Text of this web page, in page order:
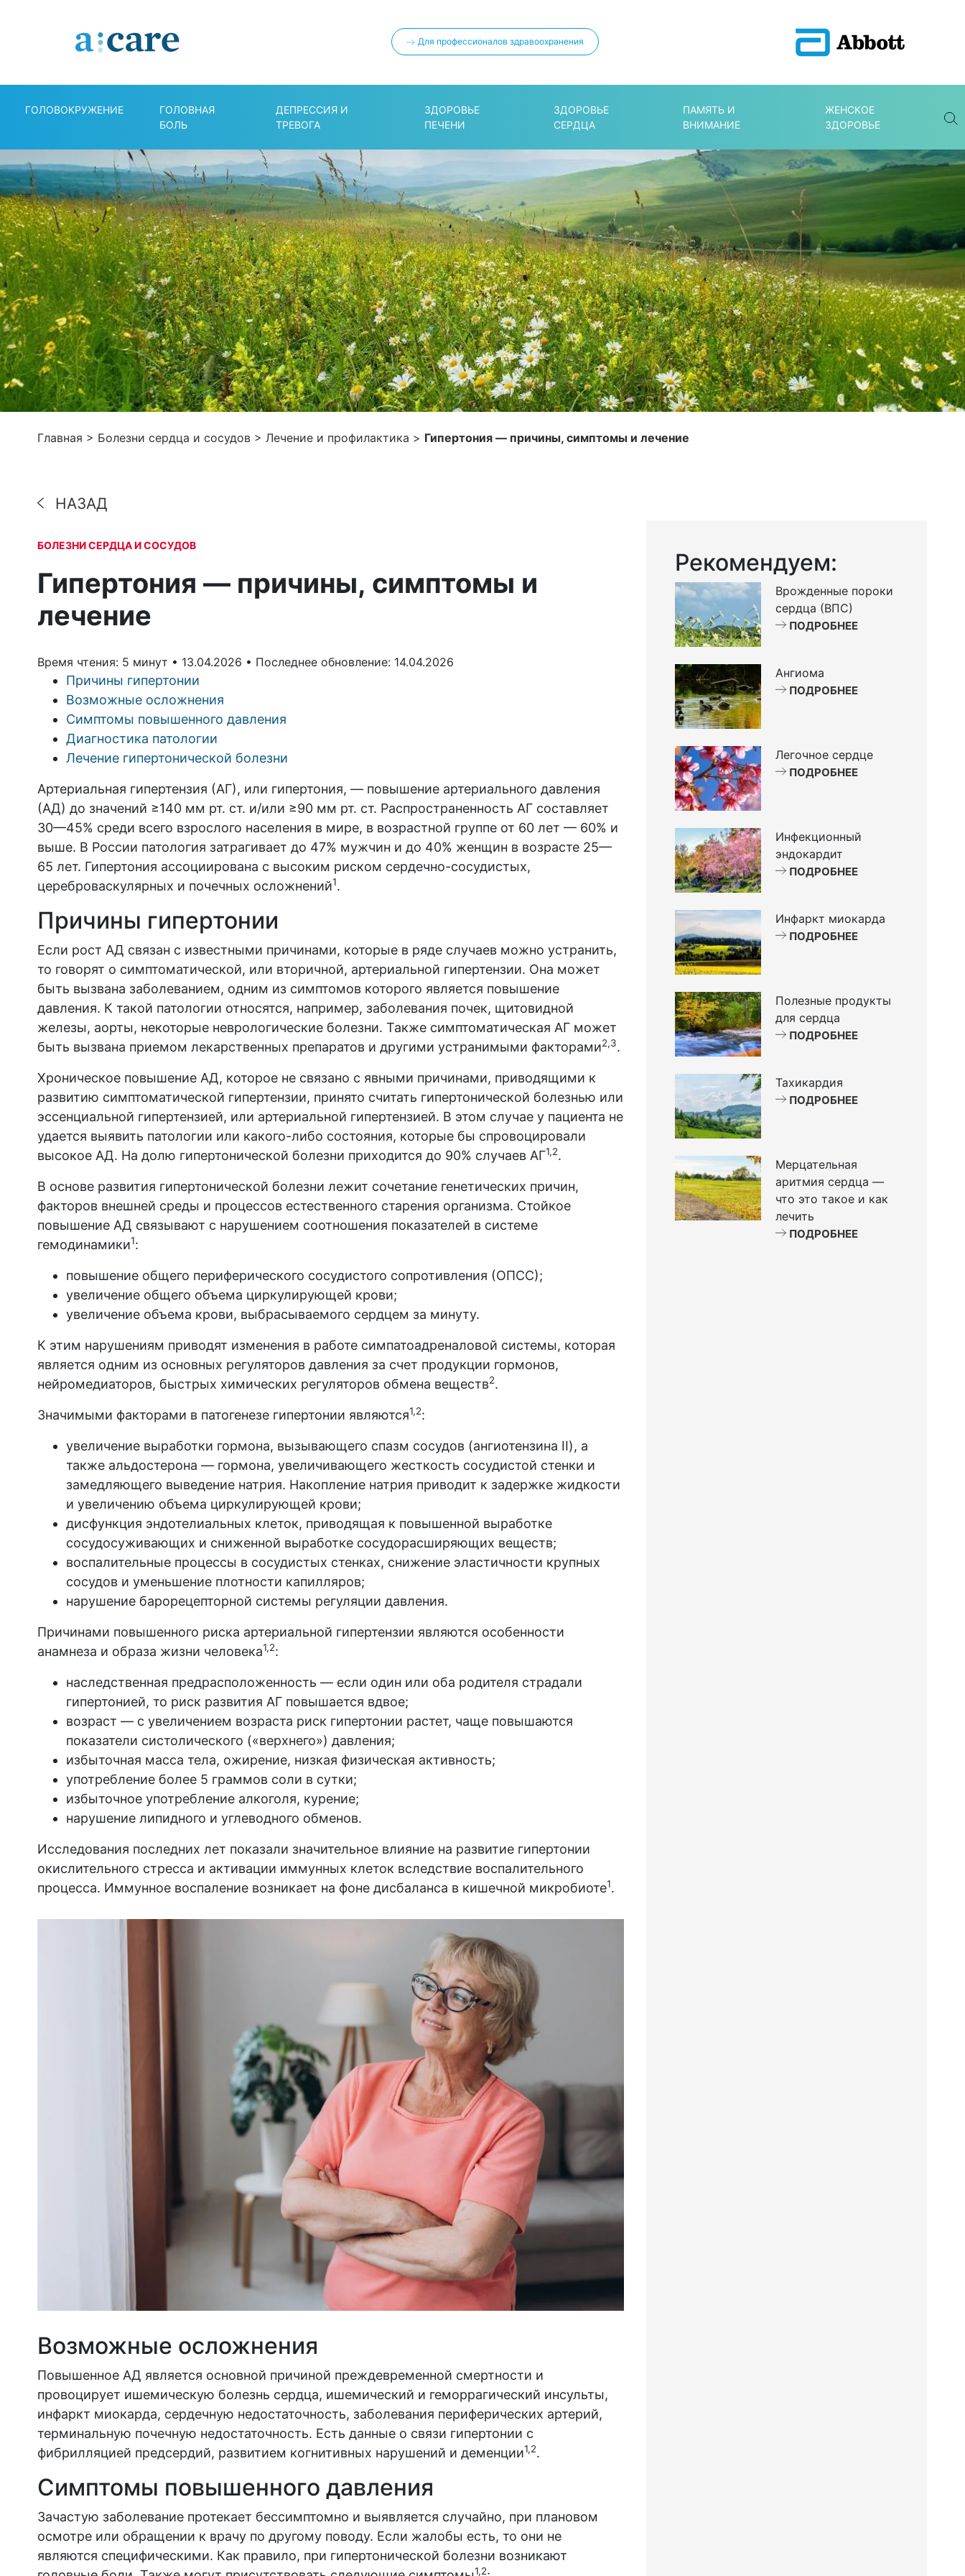
Для профессионалов здравоохранения
ГОЛОВОКРУЖЕНИЕ
ГОЛОВНАЯ
БОЛЬ
ДЕПРЕССИЯ И
ТРЕВОГА
ЗДОРОВЬЕ
ПЕЧЕНИ
ЗДОРОВЬЕ
СЕРДЦА
ПАМЯТЬ И
ВНИМАНИЕ
ЖЕНСКОЕ
ЗДОРОВЬЕ
Главная > Болезни сердца и сосудов > Лечение и профилактика > Гипертония — причины, симптомы и лечение
НАЗАД
БОЛЕЗНИ СЕРДЦА И СОСУДОВ
Гипертония — причины, симптомы и
лечение
Время чтения: 5 минут • 13.04.2026 • Последнее обновление: 14.04.2026
Причины гипертонии
Возможные осложнения
Симптомы повышенного давления
Диагностика патологии
Лечение гипертонической болезни
Артериальная гипертензия (АГ), или гипертония, — повышение артериального давления
(АД) до значений ≥140 мм рт. ст. и/или ≥90 мм рт. ст. Распространенность АГ составляет
30—45% среди всего взрослого населения в мире, в возрастной группе от 60 лет — 60% и
выше. В России патология затрагивает до 47% мужчин и до 40% женщин в возрасте 25—
65 лет. Гипертония ассоциирована с высоким риском сердечно-сосудистых,
цереброваскулярных и почечных осложнений1.
Причины гипертонии
Если рост АД связан с известными причинами, которые в ряде случаев можно устранить,
то говорят о симптоматической, или вторичной, артериальной гипертензии. Она может
быть вызвана заболеванием, одним из симптомов которого является повышение
давления. К такой патологии относятся, например, заболевания почек, щитовидной
железы, аорты, некоторые неврологические болезни. Также симптоматическая АГ может
быть вызвана приемом лекарственных препаратов и другими устранимыми факторами2,3.
Хроническое повышение АД, которое не связано с явными причинами, приводящими к
развитию симптоматической гипертензии, принято считать гипертонической болезнью или
эссенциальной гипертензией, или артериальной гипертензией. В этом случае у пациента не
удается выявить патологии или какого-либо состояния, которые бы спровоцировали
высокое АД. На долю гипертонической болезни приходится до 90% случаев АГ1,2.
В основе развития гипертонической болезни лежит сочетание генетических причин,
факторов внешней среды и процессов естественного старения организма. Стойкое
повышение АД связывают с нарушением соотношения показателей в системе
гемодинамики1:
повышение общего периферического сосудистого сопротивления (ОПСС);
увеличение общего объема циркулирующей крови;
увеличение объема крови, выбрасываемого сердцем за минуту.
К этим нарушениям приводят изменения в работе симпатоадреналовой системы, которая
является одним из основных регуляторов давления за счет продукции гормонов,
нейромедиаторов, быстрых химических регуляторов обмена веществ2.
Значимыми факторами в патогенезе гипертонии являются1,2:
увеличение выработки гормона, вызывающего спазм сосудов (ангиотензина II), а
также альдостерона — гормона, увеличивающего жесткость сосудистой стенки и
замедляющего выведение натрия. Накопление натрия приводит к задержке жидкости
и увеличению объема циркулирующей крови;
дисфункция эндотелиальных клеток, приводящая к повышенной выработке
сосудосуживающих и сниженной выработке сосудорасширяющих веществ;
воспалительные процессы в сосудистых стенках, снижение эластичности крупных
сосудов и уменьшение плотности капилляров;
нарушение барорецепторной системы регуляции давления.
Причинами повышенного риска артериальной гипертензии являются особенности
анамнеза и образа жизни человека1,2:
наследственная предрасположенность — если один или оба родителя страдали
гипертонией, то риск развития АГ повышается вдвое;
возраст — с увеличением возраста риск гипертонии растет, чаще повышаются
показатели систолического («верхнего») давления;
избыточная масса тела, ожирение, низкая физическая активность;
употребление более 5 граммов соли в сутки;
избыточное употребление алкоголя, курение;
нарушение липидного и углеводного обменов.
Исследования последних лет показали значительное влияние на развитие гипертонии
окислительного стресса и активации иммунных клеток вследствие воспалительного
процесса. Иммунное воспаление возникает на фоне дисбаланса в кишечной микробиоте1.
Возможные осложнения
Повышенное АД является основной причиной преждевременной смертности и
провоцирует ишемическую болезнь сердца, ишемический и геморрагический инсульты,
инфаркт миокарда, сердечную недостаточность, заболевания периферических артерий,
терминальную почечную недостаточность. Есть данные о связи гипертонии с
фибрилляцией предсердий, развитием когнитивных нарушений и деменции1,2.
Симптомы повышенного давления
Зачастую заболевание протекает бессимптомно и выявляется случайно, при плановом
осмотре или обращении к врачу по другому поводу. Если жалобы есть, то они не
являются специфическими. Как правило, при гипертонической болезни возникают
1,2
Рекомендуем:
Врожденные пороки
сердца (ВПС)
ПОДРОБНЕЕ
Ангиома
ПОДРОБНЕЕ
Легочное сердце
ПОДРОБНЕЕ
Инфекционный
эндокардит
ПОДРОБНЕЕ
Инфаркт миокарда
ПОДРОБНЕЕ
Полезные продукты
для сердца
ПОДРОБНЕЕ
Тахикардия
ПОДРОБНЕЕ
Мерцательная
аритмия сердца —
что это такое и как
лечить
ПОДРОБНЕЕ